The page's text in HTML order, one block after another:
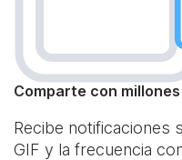
Comparte con
Recibe notificaciones
GIF y la frecuencia